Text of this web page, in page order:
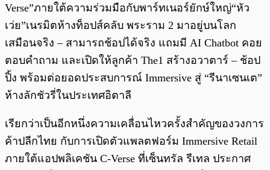
Verse”ภายใต้ความร่วมมือกับพาร์ทเนอร์ยักษ์ใหญ่“หัว
เว่ย”เนรมิตห้างท็อปส์คลับ พระราม 2 มาอยู่บนโลก
เสมือนจริง – สามารถช้อปได้จริง แถมมี AI Chatbot คอย
ตอบคำถาม และเปิดให้ลูกค้า The1 สร้างอวาตาร์ – ช้อป
ปิ้ง พร้อมต่อยอดประสบการณ์ Immersive สู่ “รีนาเซนเต”
ห้างลักชัวรี่ในประเทศอิตาลี
เรียกว่าเป็นอีกหนึ่งความเคลื่อนไหวครั้งสำคัญของวงการ
ค้าปลีกไทย กับการเปิดตัวแพลตฟอร์ม Immersive Retail
ภายใต้แอปพลิเคชัน C-Verse ที่เซ็นทรัล รีเทล ประกาศ